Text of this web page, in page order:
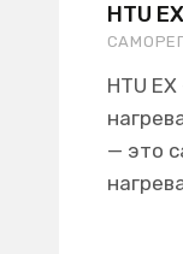
HTU EX
HTU
— это